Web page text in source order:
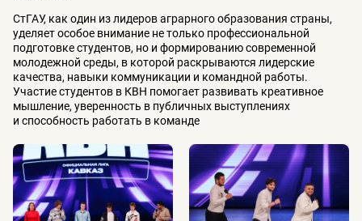
СтГАУ, как один из лидеров аграрного образования страны,
уделяет особое внимание не только профессиональной
подготовке студентов, но и формированию современной
молодежной среды, в которой раскрываются лидерские
качества, навыки коммуникации и командной работы.
Участие студентов в КВН помогает развивать креативное
мышление, уверенность в публичных выступлениях
и способность работать в команде